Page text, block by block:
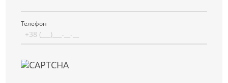
Телефон